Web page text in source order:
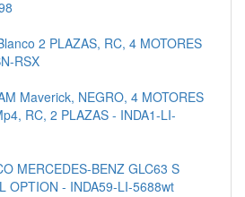
2 PLAZAS, RC, 4 MOTORES
RSX
Maverick, NEGRO, 4 MOTORES
RC, 2 PLAZAS - INDA1-LI-
MERCEDES-BENZ GLC63 S
OPTION - INDA59-LI-5688wt